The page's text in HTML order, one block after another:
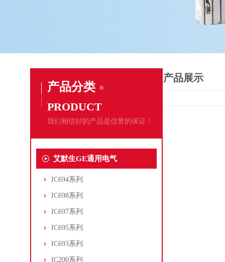
产品分类
PRODUCT
我们相信好的产品是信誉的保证！
艾默生GE通用电气
IC694系列
IC698系列
IC697系列
IC695系列
IC693系列
IC200系列
产品展示